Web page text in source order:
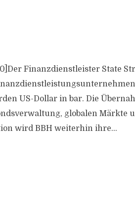
Finanzdienstleister State
US-Dollar in bar. Die
globalen Märkte
wird BBH weiterhin ihre...